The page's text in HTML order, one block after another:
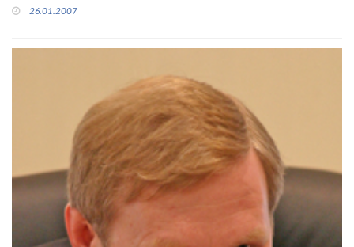
26.01.2007